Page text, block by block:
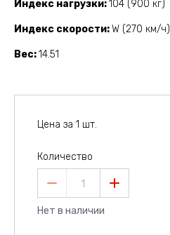
Индекс нагрузки 104 (900 кг)
Индекс скорости W (270 км/ч)
Вес 14.51
Цена за 1 шт.
Количество
1
Нет в наличии